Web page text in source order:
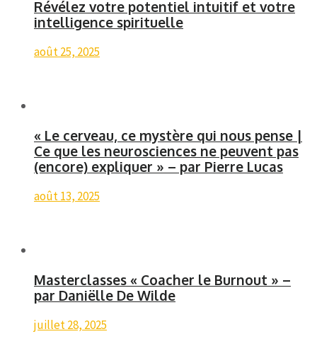
Révélez votre potentiel intuitif et votre
intelligence spirituelle
août 25, 2025
« Le cerveau, ce mystère qui nous pense |
Ce que les neurosciences ne peuvent pas
(encore) expliquer » – par Pierre Lucas
août 13, 2025
Masterclasses « Coacher le Burnout » –
par Daniëlle De Wilde
juillet 28, 2025